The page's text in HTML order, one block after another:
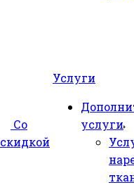
Со
скидкой
Услуги
услуги